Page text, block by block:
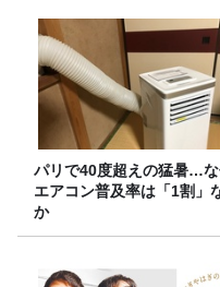
パリで40度超えの猛暑…
エアコン普及率は「1割」
か